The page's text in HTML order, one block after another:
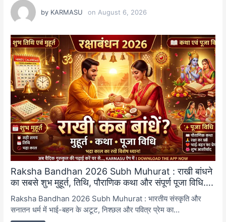
by KARMASU on August 6, 2026
Raksha Bandhan 2026 Subh Muhurat : राखी बांधने
का सबसे शुभ मुहूर्त, तिथि, पौराणिक कथा और संपूर्ण पूजा विधि….
Raksha Bandhan 2026 Subh Muhurat : भारतीय संस्कृति और
सनातन धर्म में भाई-बहन के अटूट, निश्छल और पवित्र प्रेम का…